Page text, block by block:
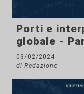
Porti e
globale -
03/02/2024
di Redazione